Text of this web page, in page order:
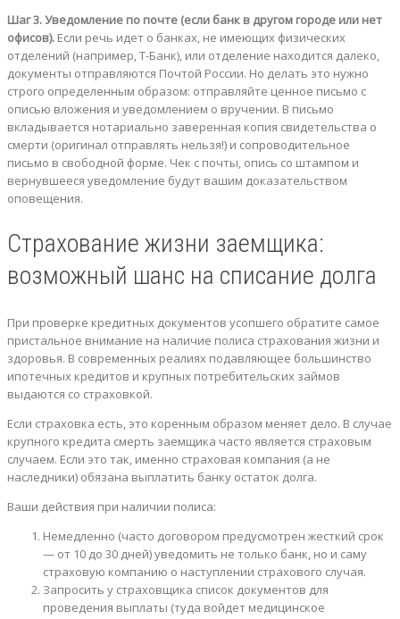
Шаг 3. Уведомление по почте (если банк в другом городе или нет
офисов). Если речь идет о банках, не имеющих физических
отделений (например, Т-Банк), или отделение находится далеко,
документы отправляются Почтой России. Но делать это нужно
строго определенным образом: отправляйте ценное письмо с
описью вложения и уведомлением о вручении. В письмо
вкладывается нотариально заверенная копия свидетельства о
смерти (оригинал отправлять нельзя!) и сопроводительное
письмо в свободной форме. Чек с почты, опись со штампом и
вернувшееся уведомление будут вашим доказательством
оповещения.
Страхование жизни заемщика:
возможный шанс на списание долга
При проверке кредитных документов усопшего обратите самое
пристальное внимание на наличие полиса страхования жизни и
здоровья. В современных реалиях подавляющее большинство
ипотечных кредитов и крупных потребительских займов
выдаются со страховкой.
Если страховка есть, это коренным образом меняет дело. В случае
крупного кредита смерть заемщика часто является страховым
случаем. Если это так, именно страховая компания (а не
наследники) обязана выплатить банку остаток долга.
Ваши действия при наличии полиса:
Немедленно (часто договором предусмотрен жесткий срок
— от 10 до 30 дней) уведомить не только банк, но и саму
страховую компанию о наступлении страхового случая.
Запросить у страховщика список документов для
проведения выплаты (туда войдет медицинское